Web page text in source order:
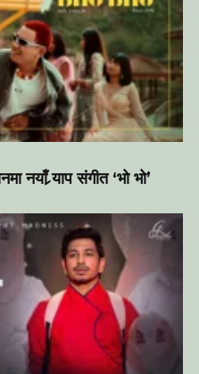
नयाँ र्‍याप संगीत ‘भो भो’